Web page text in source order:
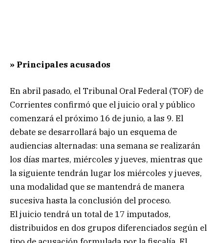
» Principales acusados
En abril pasado, el Tribunal Oral Federal (TOF) de
Corrientes confirmó que el juicio oral y público
comenzará el próximo 16 de junio, a las 9. El
debate se desarrollará bajo un esquema de
audiencias alternadas: una semana se realizarán
los días martes, miércoles y jueves, mientras que
la siguiente tendrán lugar los miércoles y jueves,
una modalidad que se mantendrá de manera
sucesiva hasta la conclusión del proceso.
El juicio tendrá un total de 17 imputados,
distribuidos en dos grupos diferenciados según el